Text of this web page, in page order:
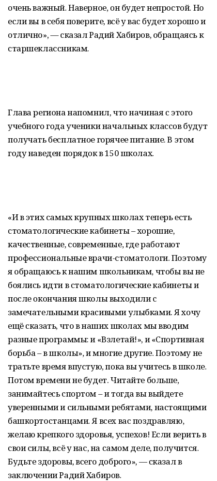
очень важный. Наверное, он будет непростой. Но
если вы в себя поверите, всё у вас будет хорошо и
отлично», — сказал Радий Хабиров, обращаясь к
старшеклассникам.
Глава региона напомнил, что начиная с этого
учебного года ученики начальных классов будут
получать бесплатное горячее питание. В этом
году наведен порядок в 150 школах.
«И в этих самых крупных школах теперь есть
стоматологические кабинеты – хорошие,
качественные, современные, где работают
профессиональные врачи-стоматологи. Поэтому
я обращаюсь к нашим школьникам, чтобы вы не
боялись идти в стоматологические кабинеты и
после окончания школы выходили с
замечательными красивыми улыбками. Я хочу
ещё сказать, что в наших школах мы вводим
разные программы: и «Взлетай!», и «Спортивная
борьба – в школы», и многие другие. Поэтому не
тратьте время впустую, пока вы учитесь в школе.
Потом времени не будет. Читайте больше,
занимайтесь спортом – и тогда вы выйдете
уверенными и сильными ребятами, настоящими
башкортостанцами. Я всех вас поздравляю,
желаю крепкого здоровья, успехов! Если верить в
свои силы, всё у нас, на самом деле, получится.
Будьте здоровы, всего доброго», — сказал в
заключении Радий Хабиров.